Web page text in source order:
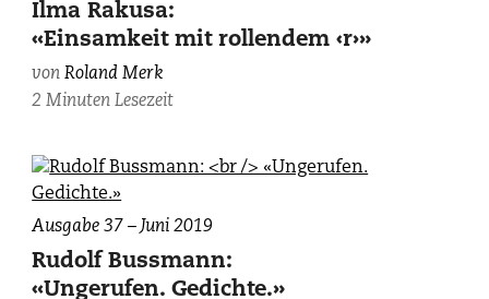
Ilma Rakusa:
«Einsamkeit mit rollendem ‹r›»
vonRoland Merk
2 Minuten Lesezeit
Ausgabe 37 – Juni 2019
Rudolf Bussmann:
«Ungerufen. Gedichte.»